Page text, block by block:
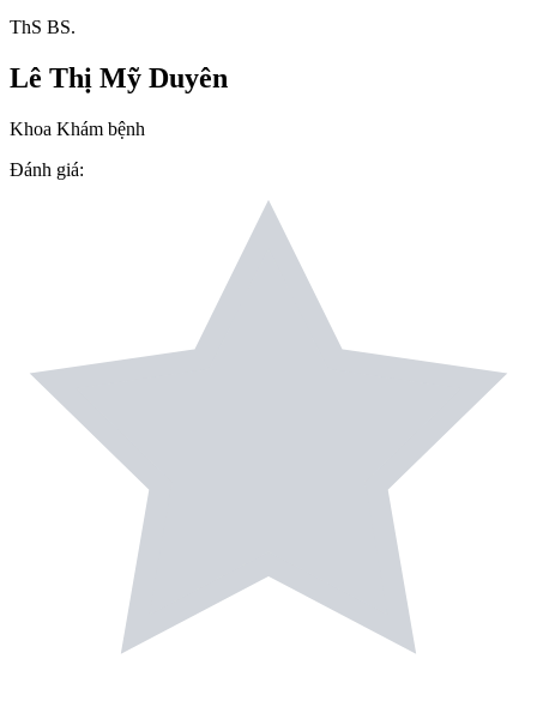
ThS BS.
Lê Thị Mỹ Duyên
Khoa Khám bệnh
Đánh giá: